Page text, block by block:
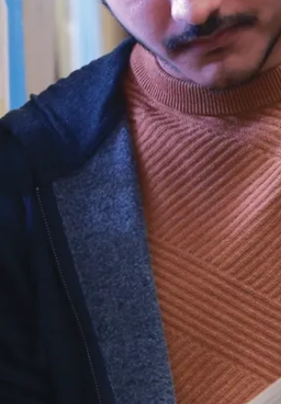
intermédiaire
qui permet de
développer les
compétences
propres à
l’éducation
des élèves de
la 4e à la 10e
année.
Cette
qualification se
distingue
notamment
manières de